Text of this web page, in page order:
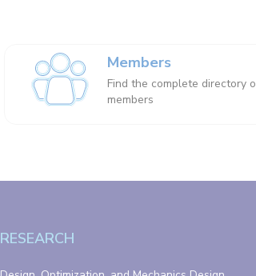
Members
Find the complete directory
members
RESEARCH